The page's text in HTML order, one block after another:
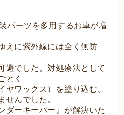
パーツを多用するお車が増
えに紫外線には全く無防
避でした。対処療法として
とく
ヤワックス）を塗り込む、
せんでした。
ダーキーパー』が解決いた